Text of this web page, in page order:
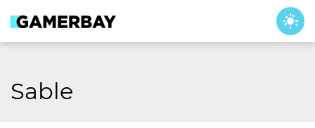
content
Sable